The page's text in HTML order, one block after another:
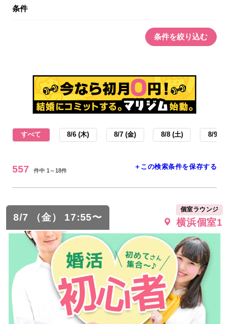
条件
条件を絞り込む
すべて 8/6 (木) 8/7 (金) 8/8 (土) 8/9 (日
557 件中 1～18件 ＋この検索条件を保存する
8/7 （金） 17:55〜
個室ラウンジ
横浜個室1